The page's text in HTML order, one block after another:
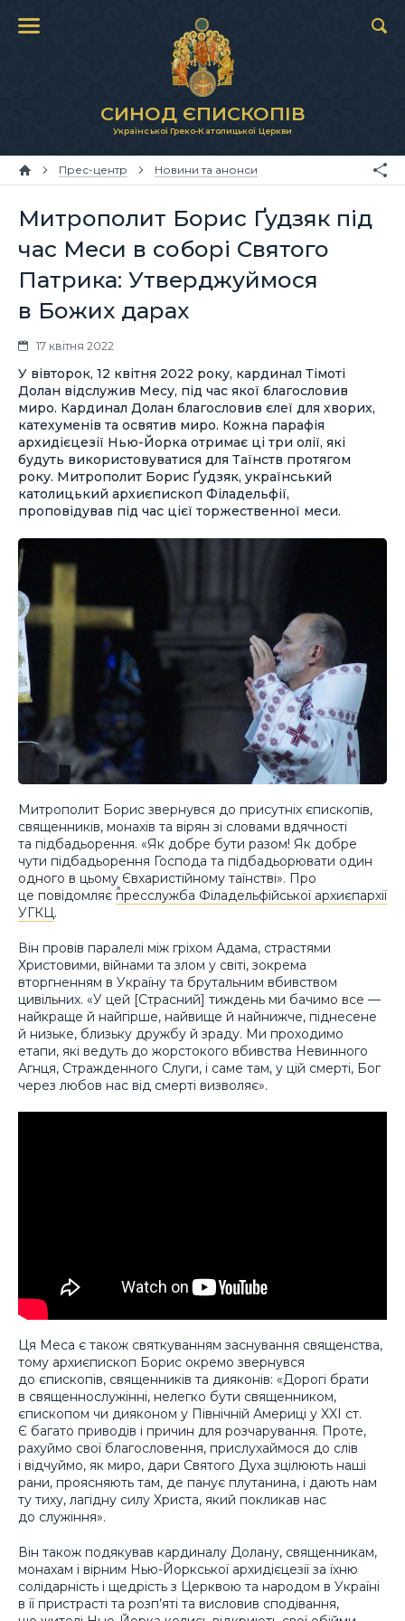
СИНОД ЄПИСКОПІВ
Української Греко-Католицької Церкви
Прес-центр Новини та анонси
Митрополит Борис Ґудзяк під
час Меси в соборі Святого
Патрика: Утверджуймося
в Божих дарах
17 квітня 2022
У вівторок, 12 квітня 2022 року, кардинал Тімоті
Долан відслужив Месу, під час якої благословив
миро. Кардинал Долан благословив єлеї для хворих,
катехуменів та освятив миро. Кожна парафія
архидієцезії Нью-Йорка отримає ці три олії, які
будуть використовуватися для Таїнств протягом
року. Митрополит Борис Ґудзяк, український
католицький архиєпископ Філадельфії,
проповідував під час цієї торжественної меси.
Митрополит Борис звернувся до присутніх єпископів,
священників, монахів та вірян зі словами вдячності
та підбадьорення. «Як добре бути разом! Як добре
чути підбадьорення Господа та підбадьорювати один
одного в цьому Євхаристійному таїнстві». Про
це повідомляєпресслужба Філадельфійської архиєпархії
УГКЦ.
Він провів паралелі між гріхом Адама, страстями
Христовими, війнами та злом у світі, зокрема
вторгненням в Україну та брутальним вбивством
цивільних. «У цей [Страсний] тиждень ми бачимо все —
найкраще й найгірше, найвище й найнижче, піднесене
й низьке, близьку дружбу й зраду. Ми проходимо
етапи, які ведуть до жорстокого вбивства Невинного
Агнця, Стражденного Слуги, і саме там, у цій смерті, Бог
через любов нас від смерті визволяє».
Ця Меса є також святкуванням заснування священства,
тому архиєпископ Борис окремо звернувся
до єпископів, священників та дияконів: «Дорогі брати
в священнослужінні, нелегко бути священником,
єпископом чи дияконом у Північній Америці у XXI ст.
Є багато приводів і причин для розчарування. Проте,
рахуймо свої благословення, прислухаймося до слів
і відчуймо, як миро, дари Святого Духа зцілюють наші
рани, проясняють там, де панує плутанина, і дають нам
ту тиху, лагідну силу Христа, який покликав нас
до служіння».
Він також подякував кардиналу Долану, священникам,
монахам і вірним Нью-Йоркської архидієцезії за їхню
солідарність і щедрість з Церквою та народом в Україні
в її пристрасті та розп’яті та висловив сподівання,